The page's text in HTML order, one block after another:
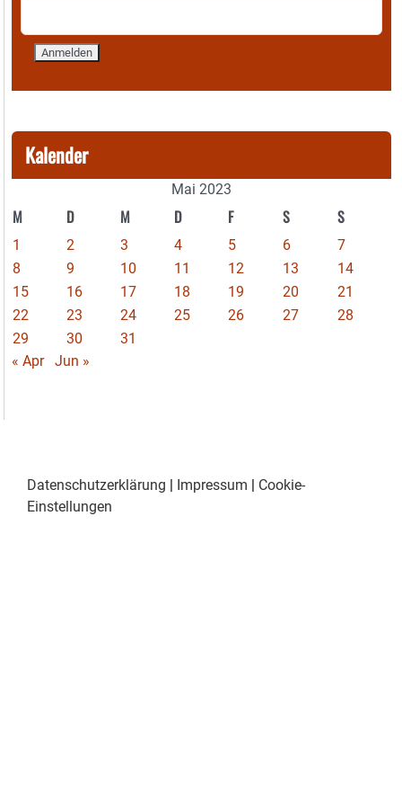
Kalender
Mai 2023
M D M D F S S
1 2 3 4 5 6
7
8
9 10 11 12 13
14
15
16 17 18 19 20
21
22
23 24 25 26 27
28
29
30
31
« Apr
Jun »
Datenschutzerklärung Impressum
Cookie-
Einstellungen